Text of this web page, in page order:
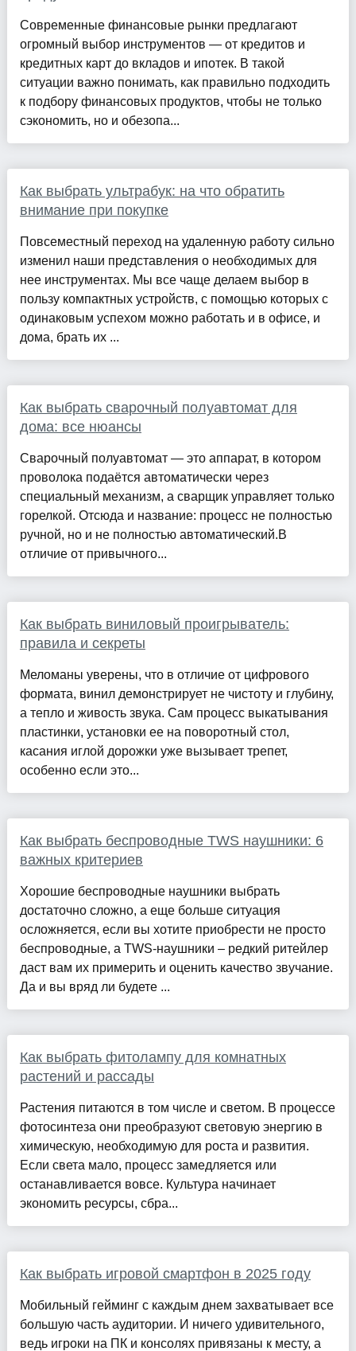
Современные финансовые рынки предлагают
огромный выбор инструментов — от кредитов и
кредитных карт до вкладов и ипотек. В такой
ситуации важно понимать, как правильно подходить
к подбору финансовых продуктов, чтобы не только
сэкономить, но и обезопа...
Как выбрать ультрабук: на что обратить
внимание при покупке
Повсеместный переход на удаленную работу сильно
изменил наши представления о необходимых для
нее инструментах. Мы все чаще делаем выбор в
пользу компактных устройств, с помощью которых с
одинаковым успехом можно работать и в офисе, и
дома, брать их ...
Как выбрать сварочный полуавтомат для
дома: все нюансы
Сварочный полуавтомат — это аппарат, в котором
проволока подаётся автоматически через
специальный механизм, а сварщик управляет только
горелкой. Отсюда и название: процесс не полностью
ручной, но и не полностью автоматический.В
отличие от привычного...
Как выбрать виниловый проигрыватель:
правила и секреты
Меломаны уверены, что в отличие от цифрового
формата, винил демонстрирует не чистоту и глубину,
а тепло и живость звука. Сам процесс выкатывания
пластинки, установки ее на поворотный стол,
касания иглой дорожки уже вызывает трепет,
особенно если это...
Как выбрать беспроводные TWS наушники: 6
важных критериев
Хорошие беспроводные наушники выбрать
достаточно сложно, а еще больше ситуация
осложняется, если вы хотите приобрести не просто
беспроводные, а TWS-наушники – редкий ритейлер
даст вам их примерить и оценить качество звучание.
Да и вы вряд ли будете ...
Как выбрать фитолампу для комнатных
растений и рассады
Растения питаются в том числе и светом. В процессе
фотосинтеза они преобразуют световую энергию в
химическую, необходимую для роста и развития.
Если света мало, процесс замедляется или
останавливается вовсе. Культура начинает
экономить ресурсы, сбра...
Как выбрать игровой смартфон в 2025 году
Мобильный гейминг с каждым днем захватывает все
большую часть аудитории. И ничего удивительного,
ведь игроки на ПК и консолях привязаны к месту, а